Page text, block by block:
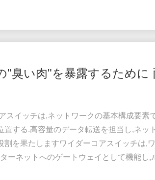
"臭い肉"を暴露するために
スイッチは,ネットワークの基本構成要素
置する.高容量のデータ転送を担当し,ネッ
割を果たしますワイダーコアスイッチは,
ーネットへのゲートウェイとして機能し,